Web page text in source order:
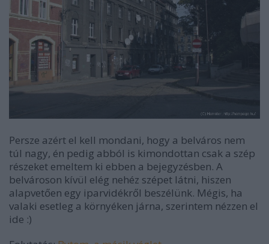
Persze azért el kell mondani, hogy a belváros nem
túl nagy, én pedig abból is kimondottan csak a szép
részeket emeltem ki ebben a bejegyzésben. A
belvároson kívül elég nehéz szépet látni, hiszen
alapvetően egy iparvidékről beszélünk. Mégis, ha
valaki esetleg a környéken járna, szerintem nézzen el
ide :)